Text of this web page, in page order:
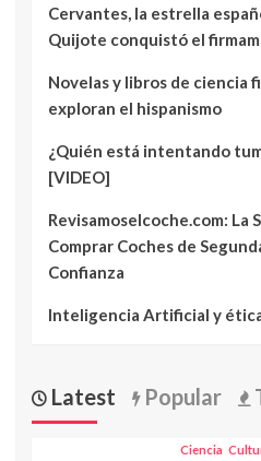
Cervantes, la estrella
Quijote conquistó el
Novelas y libros de ciencia
exploran el hispanismo
¿Quién está intentando
[VIDEO]
Revisamoselcoche.com: La
Comprar Coches de
Confianza
Inteligencia Artificial y
Latest Popular
Ciencia